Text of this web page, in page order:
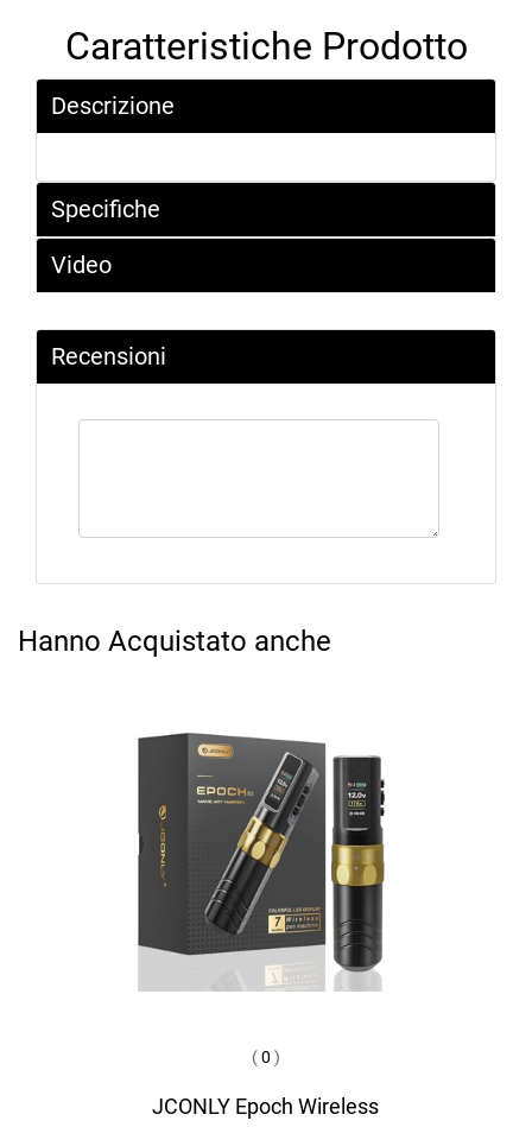
Caratteristiche Prodotto
Descrizione
Specifiche
Video
Recensioni
Hanno Acquistato anche
(0 )
JCONLY Epoch Wireless